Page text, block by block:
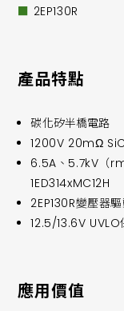
■ 2EP130R
產品特點
碳化矽半橋電路
1200V 20mΩ SiC
6.5A、5.7kV（
1ED314xMC12H
2EP130R變壓器
12.5/13.6V UVLO
應用價值